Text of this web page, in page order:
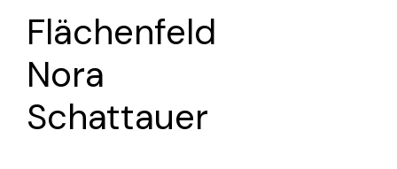
Flächenfeld
Nora
Schattauer